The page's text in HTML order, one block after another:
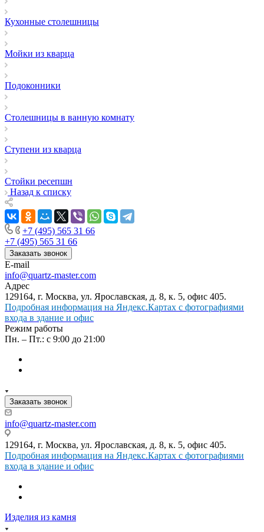
Кухонные столешницы
Мойки из кварца
Подоконники
Столешницы в ванную комнату
Ступени из кварца
Стойки ресепшн
Назад к списку
+7 (495) 565 31 66
+7 (495) 565 31 66
Заказать звонок
E-mail
info@quartz-master.com
Адрес
129164, г. Москва, ул. Ярославская, д. 8, к. 5, офис 405.
Подробная информация на Яндекс.Картах с фотографиями
входа в здание и офис
Режим работы
Пн. – Пт.: с 9:00 до 21:00
Заказать звонок
info@quartz-master.com
129164, г. Москва, ул. Ярославская, д. 8, к. 5, офис 405.
Подробная информация на Яндекс.Картах с фотографиями
входа в здание и офис
Изделия из камня